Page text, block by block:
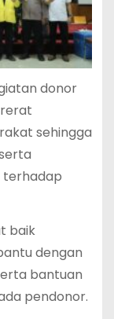
donor
sehingga
terhadap
baik
dengan
bantuan
pendonor.